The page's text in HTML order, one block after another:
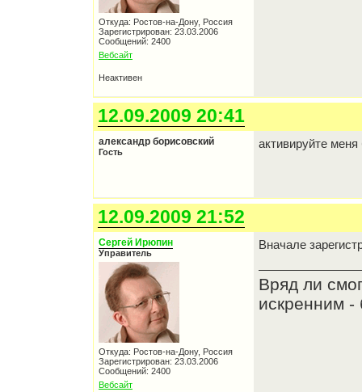
Откуда: Ростов-на-Дону, Россия
Зарегистрирован: 23.03.2006
Сообщений: 2400
Вебсайт
Неактивен
12.09.2009 20:41
александр борисовский
Гость
активируйте
12.09.2009 21:52
Сергей Ирюпин
Управитель
Откуда: Ростов-на-Дону, Россия
Зарегистрирован: 23.03.2006
Сообщений: 2400
Вебсайт
Вначале
Вряд ли
искренним -